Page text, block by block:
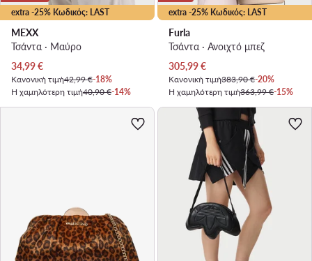
extra -25% Κωδικός: LAST
MEXX
Τσάντα · Μαύρο
Τρέχουσα τιμή
34,99€
Κανονική τιμή42,99 €-18%
Η χαμηλότερη τιμή40,90 €-14%
extra -25% Κωδικός: LAST
Furla
Τσάντα · Ανοιχτό μπεζ
Τρέχουσα τιμή
305,99€
Κανονική τιμή383,90 €-20%
Η χαμηλότερη τιμή363,99 €-15%